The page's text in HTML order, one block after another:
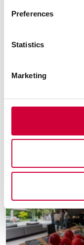
Preferences
Statistics
Marketing